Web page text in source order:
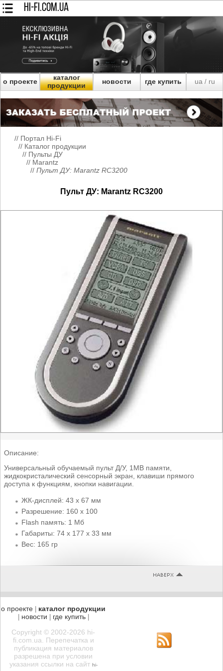
HI-FI.COM.UA
о проекте
каталог
продукции
новости где купить ua/ ru
// Портал Hi-Fi
// Каталог продукции
// Пульты ДУ
// Marantz
// Пульт ДУ: Marantz RC3200
Пульт ДУ: Marantz RC3200
Описание:
Универсальный обучаемый пульт Д/У, 1MB памяти,
жидкокристалический сенсорный экран, клавиши прямого
доступа к функциям, кнопки навигации.
ЖК-дисплей: 43 x 67 мм
Разрешение: 160 x 100
Flash память: 1 Мб
Габариты: 74 x 177 x 33 мм
Вес: 165 гр
о проекте каталог продукции
новости где купить|
Copyright © 2002-2026 hi-
fi.com.ua. Перепечатка и
публикация материалов
разрешена при условии
указания ссылки на сайт hi-